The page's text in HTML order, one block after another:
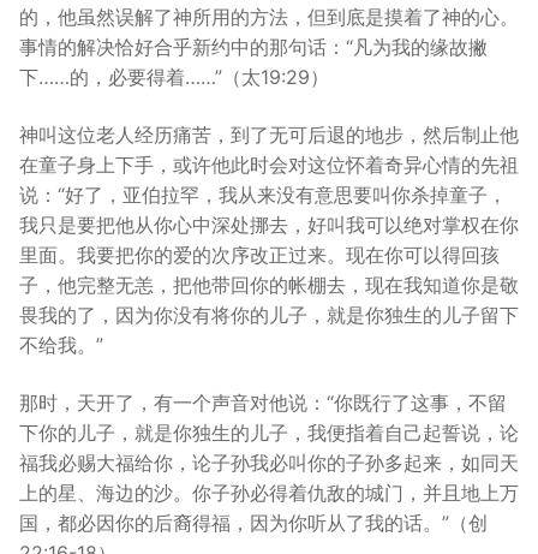
的，他虽然误解了神所用的方法，但到底是摸着了神的心。
事情的解决恰好合乎新约中的那句话：“凡为我的缘故撇
下……的，必要得着……”（太19:29）
神叫这位老人经历痛苦，到了无可后退的地步，然后制止他
在童子身上下手，或许他此时会对这位怀着奇异心情的先祖
说：“好了，亚伯拉罕，我从来没有意思要叫你杀掉童子，
我只是要把他从你心中深处挪去，好叫我可以绝对掌权在你
里面。我要把你的爱的次序改正过来。现在你可以得回孩
子，他完整无恙，把他带回你的帐棚去，现在我知道你是敬
畏我的了，因为你没有将你的儿子，就是你独生的儿子留下
不给我。”
那时，天开了，有一个声音对他说：“你既行了这事，不留
下你的儿子，就是你独生的儿子，我便指着自己起誓说，论
福我必赐大福给你，论子孙我必叫你的子孙多起来，如同天
上的星、海边的沙。你子孙必得着仇敌的城门，并且地上万
国，都必因你的后裔得福，因为你听从了我的话。”（创